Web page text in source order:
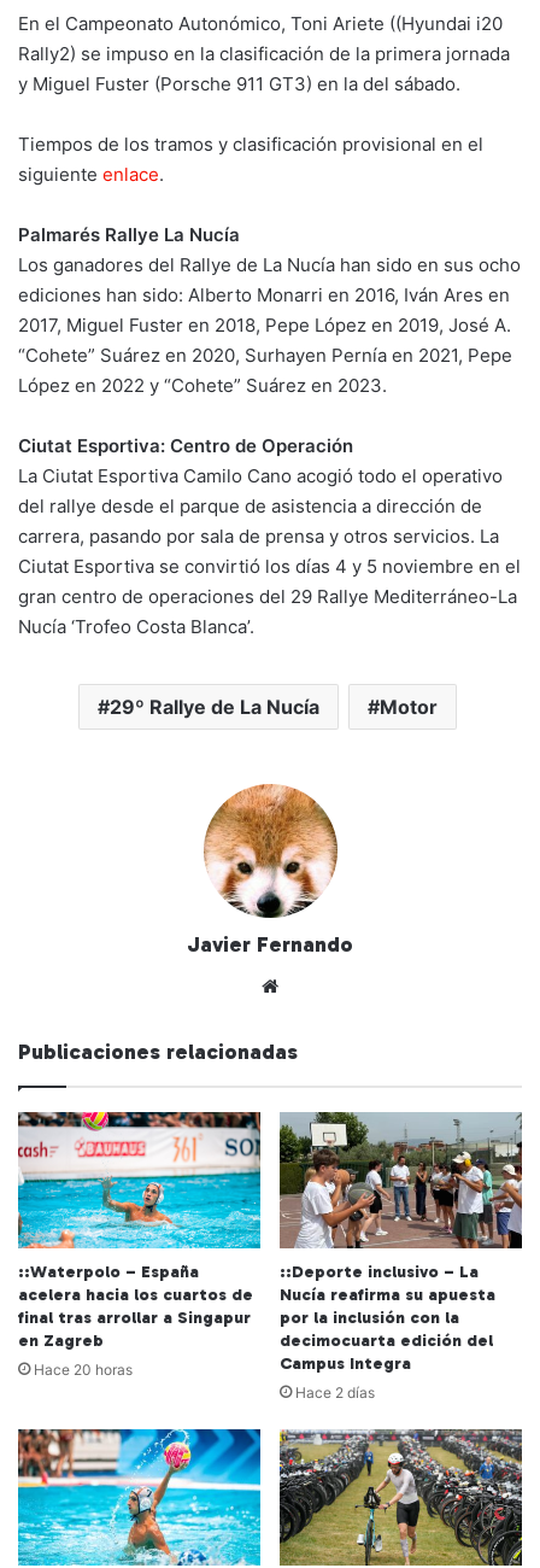
En el Campeonato Autonómico, Toni Ariete ((Hyundai i20
Rally2) se impuso en la clasificación de la primera jornada
y Miguel Fuster (Porsche 911 GT3) en la del sábado.
Tiempos de los tramos y clasificación provisional en el
siguiente enlace.
Palmarés Rallye La Nucía
Los ganadores del Rallye de La Nucía han sido en sus ocho
ediciones han sido: Alberto Monarri en 2016, Iván Ares en
2017, Miguel Fuster en 2018, Pepe López en 2019, José A.
“Cohete” Suárez en 2020, Surhayen Pernía en 2021, Pepe
López en 2022 y “Cohete” Suárez en 2023.
Ciutat Esportiva: Centro de Operación
La Ciutat Esportiva Camilo Cano acogió todo el operativo
del rallye desde el parque de asistencia a dirección de
carrera, pasando por sala de prensa y otros servicios. La
Ciutat Esportiva se convirtió los días 4 y 5 noviembre en el
gran centro de operaciones del 29 Rallye Mediterráneo-La
Nucía ‘Trofeo Costa Blanca’.
29º Rallye de La Nucía Motor
Javier Fernando
we
Publicaciones relacionadas
::Waterpolo – España
acelera hacia los cuartos de
final tras arrollar a Singapur
en Zagreb
Hace 20 horas
::Deporte inclusivo – La
Nucía reafirma su apuesta
por la inclusión con la
decimocuarta edición del
Campus Integra
Hace 2 días